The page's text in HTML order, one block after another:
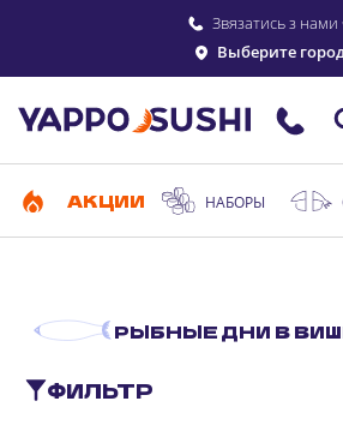
Звязатись з нами
Выберите
АКЦИИ НАБОРЫ
РЫБНЫЕ ДНИ В
ФИЛЬТР